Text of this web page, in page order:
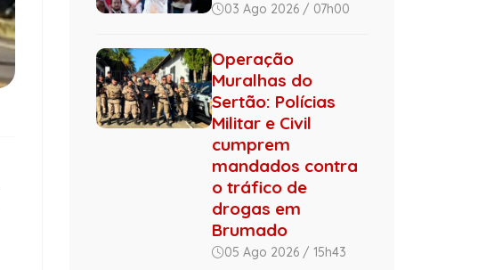
03 Ago 2026 / 07h00
Operação
Muralhas do
Sertão: Polícias
Militar e Civil
cumprem
mandados contra
o tráfico de
drogas em
Brumado
05 Ago 2026 / 15h43